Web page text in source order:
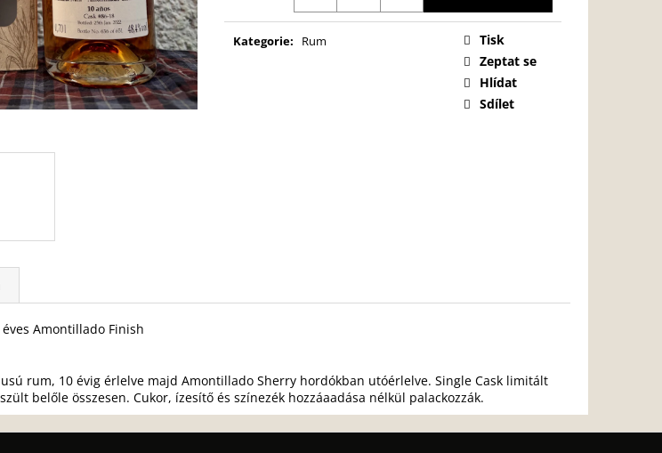
Kategorie: Rum
Tisk
Zeptat se
Hlídat
Sdílet
Amontillado Finish
rum, 10 évig érlelve majd Amontillado Sherry hordókban utóérlelve. Single Cask limitált
belőle összesen. Cukor, ízesítő és színezék hozzáaadása nélkül palackozzák.